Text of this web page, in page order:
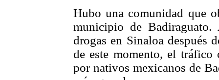
Hubo una comunidad que
municipio de
drogas en Sinaloa después
de este momento, el
por nativos mexicanos de